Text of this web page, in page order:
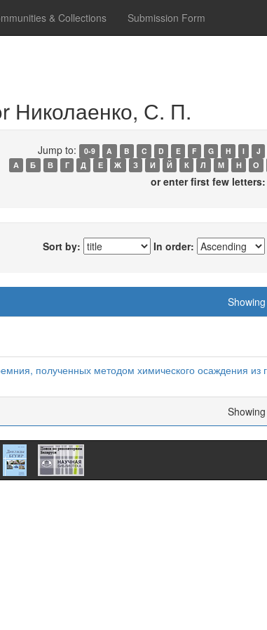
& Collections Submission Form
Николаенко, С. П.
Jump to: 0-9 A B C D E F G H I J
А
Б В Г Д Е Ж З И Й К Л М Н О
or enter first few letters:
Sort by: In order:
полученных методом химического осаждения из